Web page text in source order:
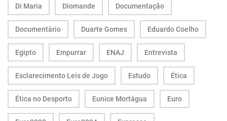
Di Maria Diomande Documentação
Documentário Duarte Gomes Eduardo Coelho
Egipto Empurrar ENAJ Entrevista
Esclarecimento Leis de Jogo Estudo Ética
Ética no Desporto Eunice Mortágua Euro